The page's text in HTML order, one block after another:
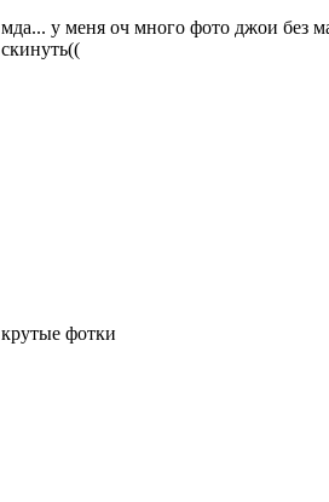
мда... у меня оч много фото джои без
скинуть((
крутые фотки